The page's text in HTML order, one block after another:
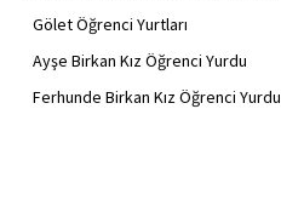
Gölet Öğrenci Yurtları
Ayşe Birkan Kız Öğrenci Yurdu
Ferhunde Birkan Kız Öğrenci Yurdu